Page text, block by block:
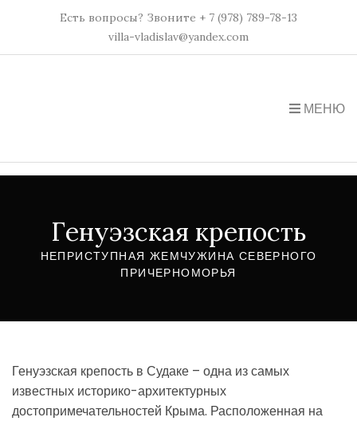
Есть вопросы? Звоните + 7 (978) 789-78-13
villa-vladislav@yandex.com
МЕНЮ
Генуэзская крепость
НЕПРИСТУПНАЯ ЖЕМЧУЖИНА СЕВЕРНОГО
ПРИЧЕРНОМОРЬЯ
Генуэзская крепость в Судаке – одна из самых
известных историко-архитектурных
достопримечательностей Крыма. Расположенная на